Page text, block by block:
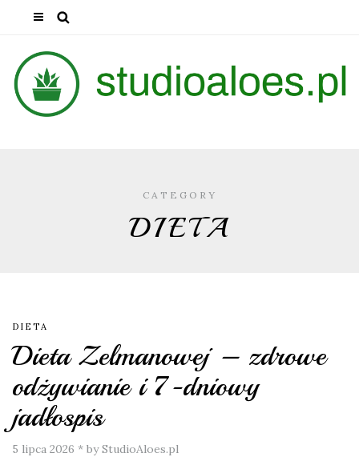
CATEGORY
DIETA
DIETA
Dieta Zelmanowej – zdrowe
odżywianie i 7-dniowy
jadłospis
5 lipca 2026 * by StudioAloes.pl